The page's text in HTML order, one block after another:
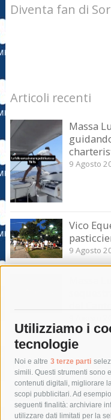
Utilizziamo i
tecnologie
Noi e altre 3 terze parti
simili. Questi strumenti sono
contenuti digitali, migliorare
scopi pubblicitari. Ad
seguenti finalità: archiviare
utilizzare dati limitati per la
Diventa fan di
Articoli recenti
Massa
9 Agosto
Vico
9 Agosto
Tag
acqua allerta meteo
area marina protetta di